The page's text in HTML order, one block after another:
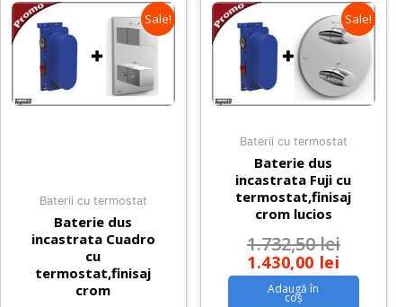
Sale!
Baterii cu termostat
Baterie dus
incastrata Cuadro
cu
termostat,finisaj
crom
Sale!
Baterii cu termostat
Baterie dus
incastrata Fuji cu
termostat,finisaj
crom lucios
1.732,50lei
1.430,00 lei
Adaugă în
coș